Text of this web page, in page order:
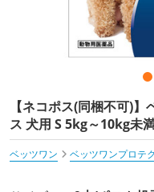
【ネコポス(同梱不可)
ス 犬用 S 5kg～10kg未
ベッツワン
ベッツワンプロテ